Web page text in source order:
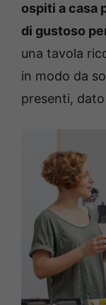
ospiti a casa
di gustoso
una tavola
in modo da
presenti,